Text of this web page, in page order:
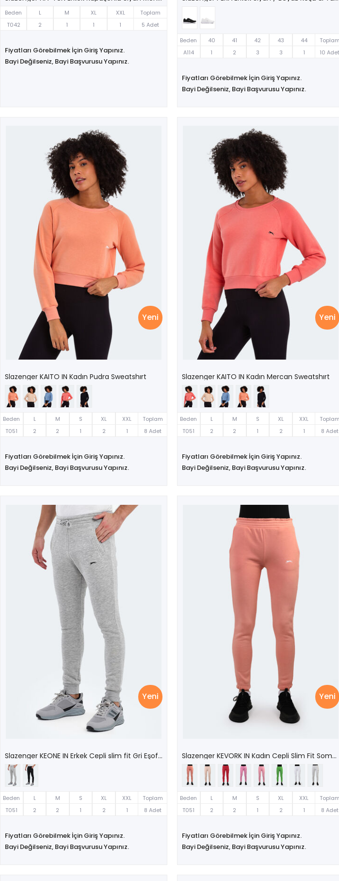
Beden L M XL XXL
Toplam
T042
2 1 1 1 5 Adet
Fiyatları Görebilmek İçin Giriş Yapınız.
Bayi Değilseniz, Bayi Başvurusu Yapınız.
Beden 40 41 42 43 44
Toplam
A114
1 2 3 3 1 10 Adet
Fiyatları Görebilmek İçin Giriş Yapınız.
Bayi Değilseniz, Bayi Başvurusu Yapınız.
Yeni
Slazenger KAITO IN Kadın Pudra Sweatshırt
Beden L M S XL XXL
Toplam
T051
2 2 1 2 1 8 Adet
Fiyatları Görebilmek İçin Giriş Yapınız.
Bayi Değilseniz, Bayi Başvurusu Yapınız.
Yeni
Slazenger KAITO IN Kadın Mercan Sweatshırt
Beden L M S XL XXL
Toplam
T051
2 2 1 2 1 8 Adet
Fiyatları Görebilmek İçin Giriş Yapınız.
Bayi Değilseniz, Bayi Başvurusu Yapınız.
Yeni
Slazenger KEONE IN Erkek Cepli slim fit Gri Eşofman Altı
Beden L M S XL XXL
Toplam
T051
2 2 1 2 1 8 Adet
Fiyatları Görebilmek İçin Giriş Yapınız.
Bayi Değilseniz, Bayi Başvurusu Yapınız.
Yeni
Slazenger KEVORK IN Kadın Cepli Slim Fit Somon Eşofman Altı
Beden L M S XL XXL
Toplam
T051
2 2 1 2 1 8 Adet
Fiyatları Görebilmek İçin Giriş Yapınız.
Bayi Değilseniz, Bayi Başvurusu Yapınız.